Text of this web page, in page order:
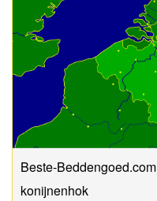
Beste-Beddengoed.com
konijnenhok